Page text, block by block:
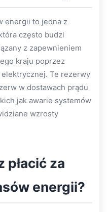
energii to jedna z
często budzi
z zapewnieniem
kraju poprzez
Te rezerwy
w dostawach prądu
jak awarie systemów
wzrosty
płacić za
energii?